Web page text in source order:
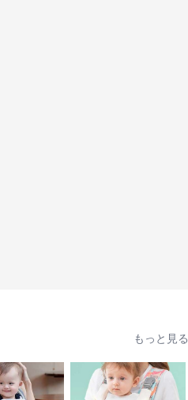
もっと見る